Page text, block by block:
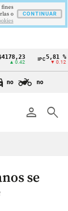
▲ 0.42
5,81 %
▼ 0.12
no no
person search
se
fines
o
CONTINUAR